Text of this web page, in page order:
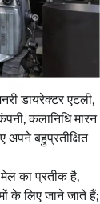
डायरेक्टर एटली,
कलानिधि मारन
बहुप्रतीक्षित
का प्रतीक है,
के लिए जाने जाते हैं;